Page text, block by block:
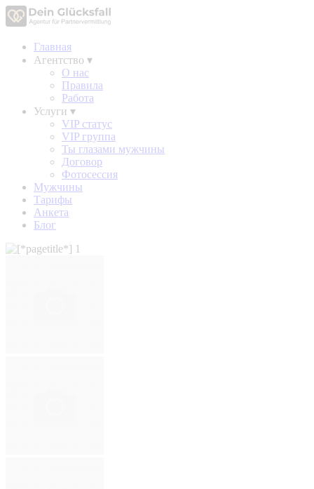
Главная
Агентство ▾
О нас
Правила
Работа
Услуги ▾
VIP статус
VIP группа
Ты глазами мужчины
Договор
Фотосессия
Мужчины
Тарифы
Анкета
Блог